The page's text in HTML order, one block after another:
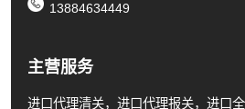
13884634449
主营服务
进口代理清关，进口代理报关，进口